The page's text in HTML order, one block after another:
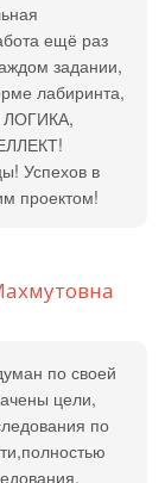
ещё раз
задании,
лабиринта,
ЛОГИКА,
Успехов в
проектом!
по своей
цели,
по